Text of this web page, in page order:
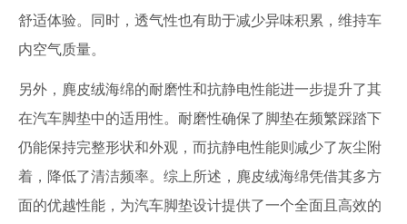
舒适体验。同时，透气性也有助于减少异味积累，维持车
内空气质量。
另外，麂皮绒海绵的耐磨性和抗静电性能进一步提升了其
在汽车脚垫中的适用性。耐磨性确保了脚垫在频繁踩踏下
仍能保持完整形状和外观，而抗静电性能则减少了灰尘附
着，降低了清洁频率。综上所述，麂皮绒海绵凭借其多方
面的优越性能，为汽车脚垫设计提供了一个全面且高效的